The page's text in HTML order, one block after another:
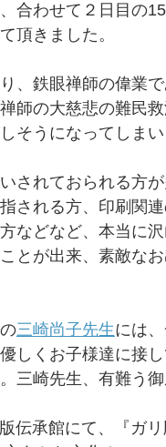
合わせて２日目の
頂きました。
、鉄眼禅師の偉業
師の大慈悲の難民
そうになってしま
されておられる方
される方、印刷関
などなど、本当に
とが出来、素敵な
三崎尚子先生には
しくお子様達に接
三崎先生、有難う
伝承館にて、『ガ